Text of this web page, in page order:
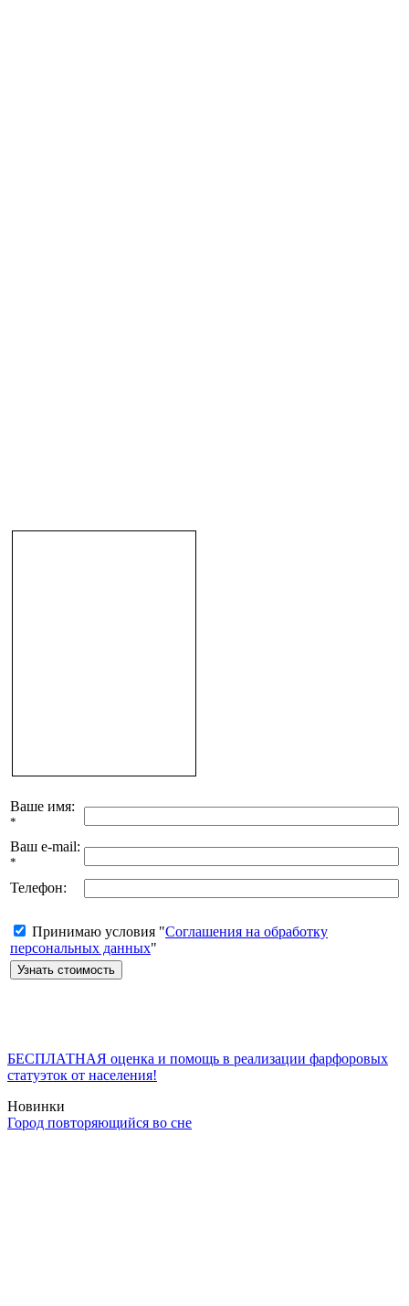
Ваше имя:
*
Ваш e-mail:
*
Телефон:
Принимаю условия "Соглашения на обработку
персональных данных"
БЕСПЛАТНАЯ оценка и помощь в реализации фарфоровых
статуэток от населения!
Новинки
Город повторяющийся во сне